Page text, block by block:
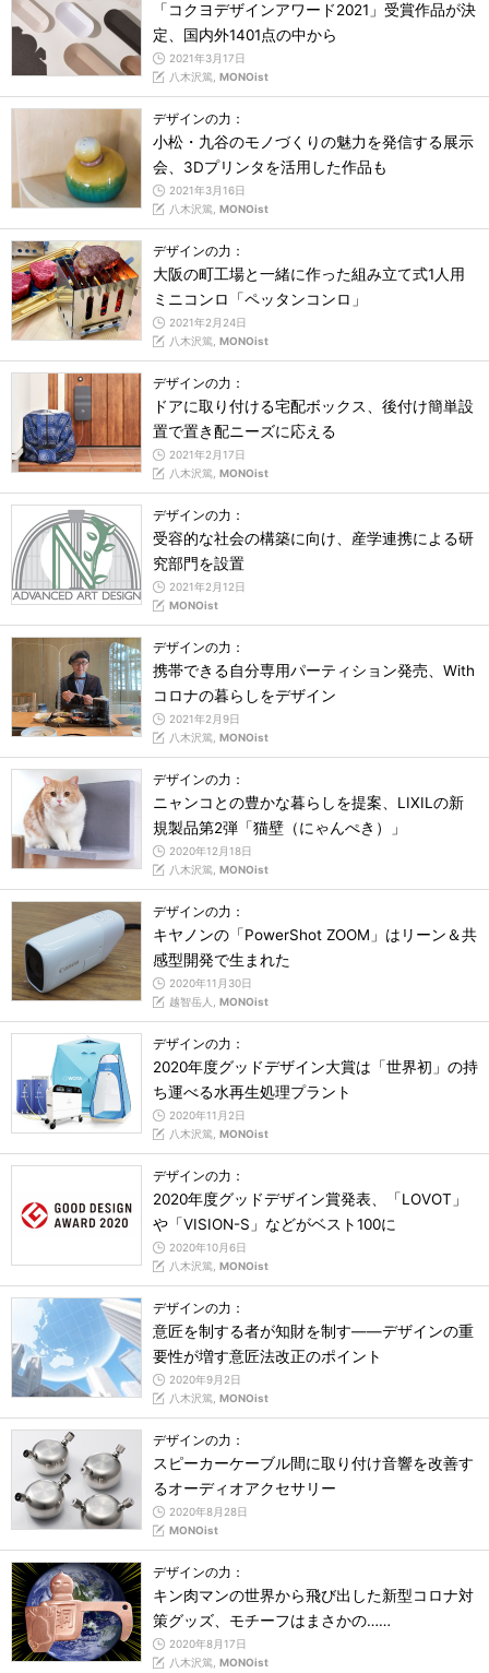
「コクヨデザインアワード2021」受賞作品が決
定、国内外1401点の中から
2021年3月17日
八木沢篤, MONOist
デザインの力：
小松・九谷のモノづくりの魅力を発信する展示
会、3Dプリンタを活用した作品も
2021年3月16日
八木沢篤, MONOist
デザインの力：
大阪の町工場と一緒に作った組み立て式1人用
ミニコンロ「ペッタンコンロ」
2021年2月24日
八木沢篤, MONOist
デザインの力：
ドアに取り付ける宅配ボックス、後付け簡単設
置で置き配ニーズに応える
2021年2月17日
八木沢篤, MONOist
デザインの力：
受容的な社会の構築に向け、産学連携による研
究部門を設置
2021年2月12日
MONOist
デザインの力：
携帯できる自分専用パーティション発売、With
コロナの暮らしをデザイン
2021年2月9日
八木沢篤, MONOist
デザインの力：
ニャンコとの豊かな暮らしを提案、LIXILの新
規製品第2弾「猫壁（にゃんぺき）」
2020年12月18日
八木沢篤, MONOist
デザインの力：
キヤノンの「PowerShot ZOOM」はリーン＆共
感型開発で生まれた
2020年11月30日
越智岳人, MONOist
デザインの力：
2020年度グッドデザイン大賞は「世界初」の持
ち運べる水再生処理プラント
2020年11月2日
八木沢篤, MONOist
デザインの力：
2020年度グッドデザイン賞発表、「LOVOT」
や「VISION-S」などがベスト100に
2020年10月6日
八木沢篤, MONOist
デザインの力：
意匠を制する者が知財を制す――デザインの重
要性が増す意匠法改正のポイント
2020年9月2日
八木沢篤, MONOist
デザインの力：
スピーカーケーブル間に取り付け音響を改善す
るオーディオアクセサリー
2020年8月28日
MONOist
デザインの力：
キン肉マンの世界から飛び出した新型コロナ対
策グッズ、モチーフはまさかの……
2020年8月17日
八木沢篤, MONOist